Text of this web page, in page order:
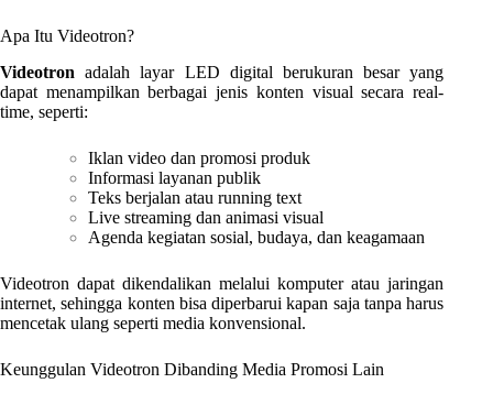
Apa Itu Videotron?
Videotron adalah layar LED digital berukuran besar yang
dapat menampilkan berbagai jenis konten visual secara real-
time, seperti:
Iklan video dan promosi produk
Informasi layanan publik
Teks berjalan atau running text
Live streaming dan animasi visual
Agenda kegiatan sosial, budaya, dan keagamaan
Videotron dapat dikendalikan melalui komputer atau jaringan
internet, sehingga konten bisa diperbarui kapan saja tanpa harus
mencetak ulang seperti media konvensional.
Keunggulan Videotron Dibanding Media Promosi Lain